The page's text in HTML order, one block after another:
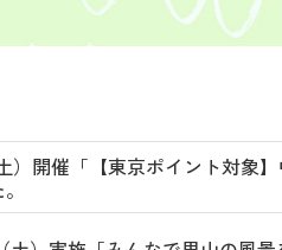
）開催「【東京ポイント対象